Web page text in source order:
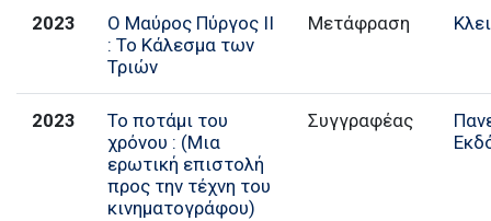
2023
Ο Μαύρος Πύργος II
: Το Κάλεσμα των
Τριών
Μετάφραση
2023
Το ποτάμι του
χρόνου : (Μια
ερωτική επιστολή
προς την τέχνη του
κινηματογράφου)
Συγγραφέας